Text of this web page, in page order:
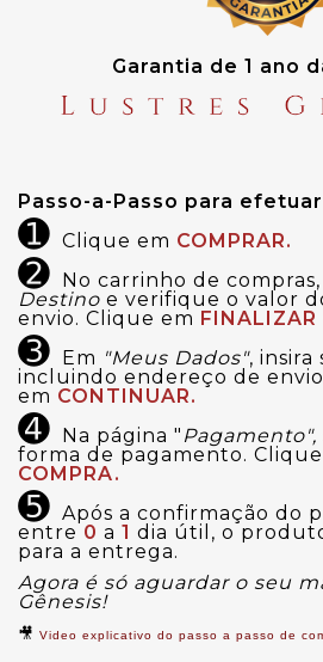
Garantia de 1 ano
Passo-a-Passo para
➊ Clique em COMPRAR.
➋ No carrinho de compras,
Destino e verifique o valor
envio. Clique em FINALIZAR
➌ Em "Meus Dados", insira
incluindo endereço de
em CONTINUAR.
➍ Na página " Pagamento",
forma de pagamento.
COMPRA.
➎ Após a confirmação do
entre 0 a 1 dia útil, o
para a entrega.
Agora é só aguardar o seu
Gênesis!
🎥 Video explicativo do passo a passo de